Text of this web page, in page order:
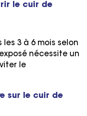
le cuir de
les 3 à 6 mois selon
nécessite un
le
sur le cuir de